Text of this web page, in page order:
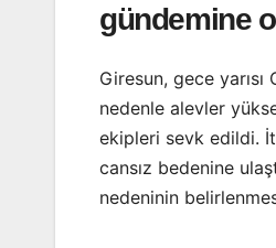
gündemine
Giresun, gece
nedenle alevler
ekipleri sevk edildi.
cansız bedenine
nedeninin